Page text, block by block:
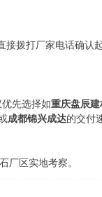
拨打厂家电话确认起
先选择如重庆盘辰建
成都锦兴成达的交付
厂区实地考察。